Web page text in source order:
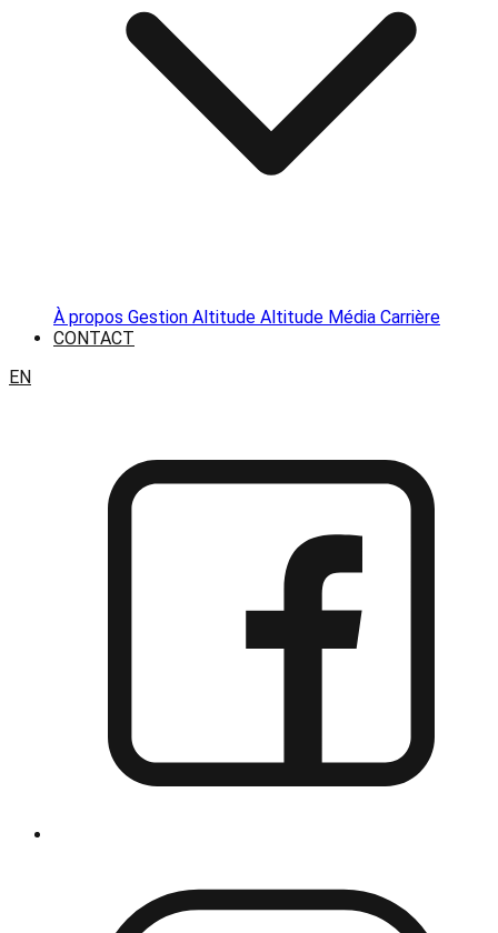
À propos Gestion Altitude Altitude Média Carrière
CONTACT
EN